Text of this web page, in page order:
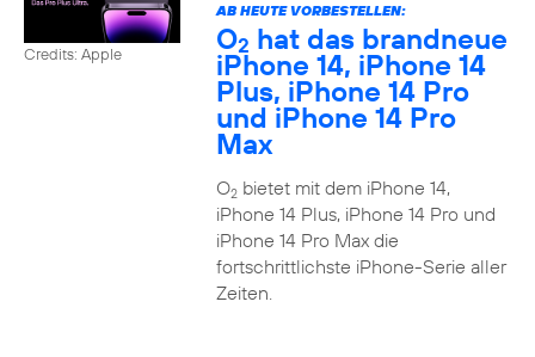
Credits: Apple
AB HEUTE VORBESTELLEN:
O2 hat das brandneue
iPhone 14, iPhone 14
Plus, iPhone 14 Pro
und iPhone 14 Pro
Max
O2bietet mit dem iPhone 14,
iPhone 14 Plus, iPhone 14 Pro und
iPhone 14 Pro Max die
fortschrittlichste iPhone-Serie aller
Zeiten.